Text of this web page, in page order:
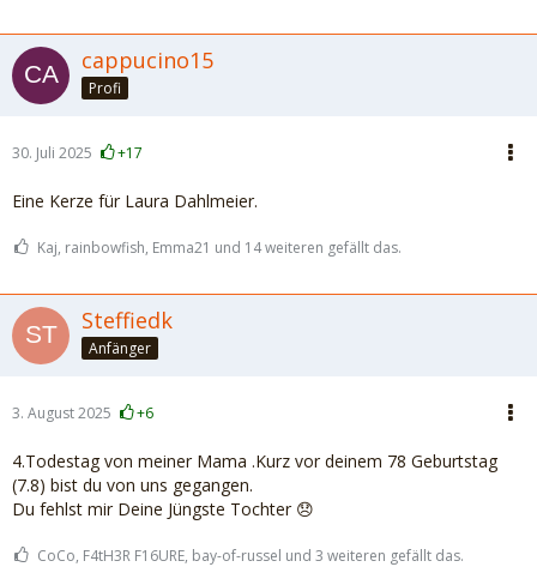
cappucino15
Profi
30. Juli 2025 +17
Eine Kerze für Laura Dahlmeier.
Kaj, rainbowfish, Emma21 und 14 weiteren gefällt das.
Steffiedk
Anfänger
3. August 2025 +6
4.Todestag von meiner Mama .Kurz vor deinem 78 Geburtstag
(7.8) bist du von uns gegangen.
Du fehlst mir Deine Jüngste Tochter 😞
CoCo, F4tH3R F16URE, bay-of-russel und 3 weiteren gefällt das.